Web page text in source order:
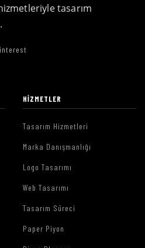
tasarım
HIZMETLER
Tasarım Hizmetleri
Marka Danışmanlığı
Logo Tasarımı
Web Tasarımı
Tasarım Süreci
Paper Piyon